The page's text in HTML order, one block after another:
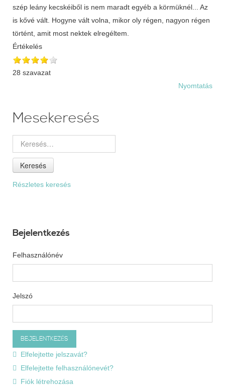
szép leány kecskéiből is nem maradt egyéb a körmüknél... Az
is kővé vált. Hogyne vált volna, mikor oly régen, nagyon régen
történt, amit most nektek elregéltem.
Értékelés
28 szavazat
Nyomtatás
Mesekeresés
Keresés
Részletes keresés
Bejelentkezés
Felhasználónév
Jelszó
Elfelejtette jelszavát?
Elfelejtette felhasználónevét?
Fiók létrehozása